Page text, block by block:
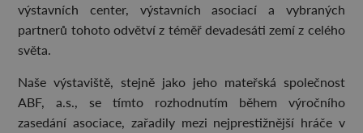
výstavních center, výstavních asociací a vybraných
partnerů tohoto odvětví z téměř devadesáti zemí z celého
světa.
Naše výstaviště, stejně jako jeho mateřská společnost
ABF, a.s., se tímto rozhodnutím během výročního
zasedání asociace, zařadily mezi nejprestižnější hráče v